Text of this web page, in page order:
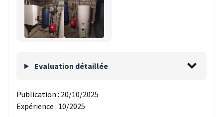
Evaluation détaillée
Publication : 20/10/2025
Expérience : 10/2025